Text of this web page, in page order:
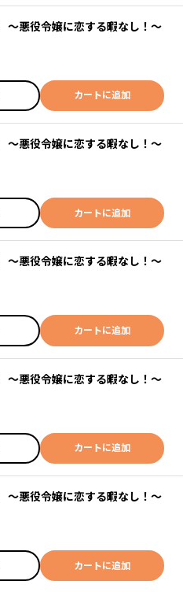
悪役令嬢に恋する暇なし！～
カートに追加
悪役令嬢に恋する暇なし！～
カートに追加
悪役令嬢に恋する暇なし！～
カートに追加
悪役令嬢に恋する暇なし！～
カートに追加
悪役令嬢に恋する暇なし！～
カートに追加